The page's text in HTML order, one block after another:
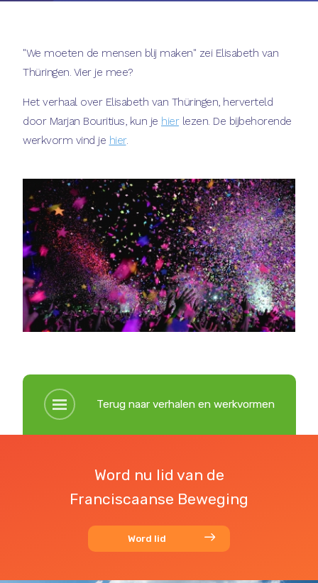
"We moeten de mensen blij maken" zei Elisabeth van
Thüringen. Vier je mee?
Het verhaal over Elisabeth van Thüringen, herverteld
door Marjan Bouritius, kun je hierlezen. De bijbehorende
werkvorm vind je hier.
Terug naar verhalen en werkvormen
Word nu lid van de
Franciscaanse Beweging
Word lid